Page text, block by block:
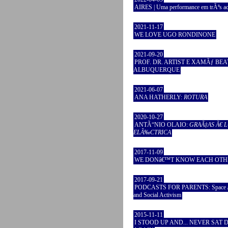
AIRES | Uma performance em trÃªs
2021-11-17
WE LOVE UGO RONDINONE
2021-09-20
PROF. DR. ARTIST E XAMÃƒ
ALBUQUERQUE
2021-06-07
ANA HATHERLY: ROTURA
2020-10-27
ANTÃ“NIO OLAIO: GRAÃ‡AS Ã€
ELÃ‰CTRICA
2017-11-09
WE DONâ€™T KNOW EACH
2017-09-21
PODCASTS FOR PARENTS: Space
and Social Activism
2015-11-11
I STOOD UP AND... NEVER SAT